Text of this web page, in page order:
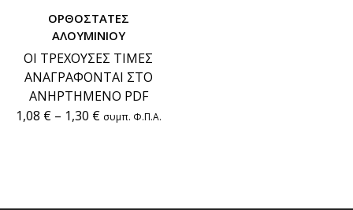
ΟΡΘΟΣΤΑΤΕΣ
ΑΛΟΥΜΙΝΙΟΥ
ΟΙ ΤΡΕΧΟΥΣΕΣ ΤΙΜΕΣ
ΑΝΑΓΡΑΦΟΝΤΑΙ ΣΤΟ
ΑΝΗΡΤΗΜΕΝΟ PDF
1,08 €– 1,30 € συμπ. Φ.Π.Α.